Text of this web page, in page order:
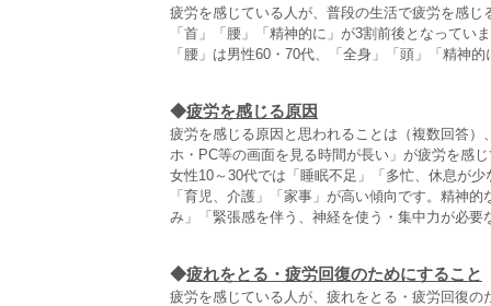
疲労を感じている人が、普段の生活で疲労を感
「首」「腰」「精神的に」が3割前後となってい
「腰」は男性60・70代、「全身」「頭」「精神
◆疲労を感じる原因
疲労を感じる原因と思われることは（複数回答
ホ・PC等の画面を見る時間が長い」が疲労を感
女性10～30代では「睡眠不足」「多忙、休息が
「育児、介護」「家事」が高い傾向です。精神
み」「緊張感を伴う、神経を使う・集中力が必
◆疲れをとる・疲労回復のためにすること
疲労を感じている人が、疲れをとる・疲労回復